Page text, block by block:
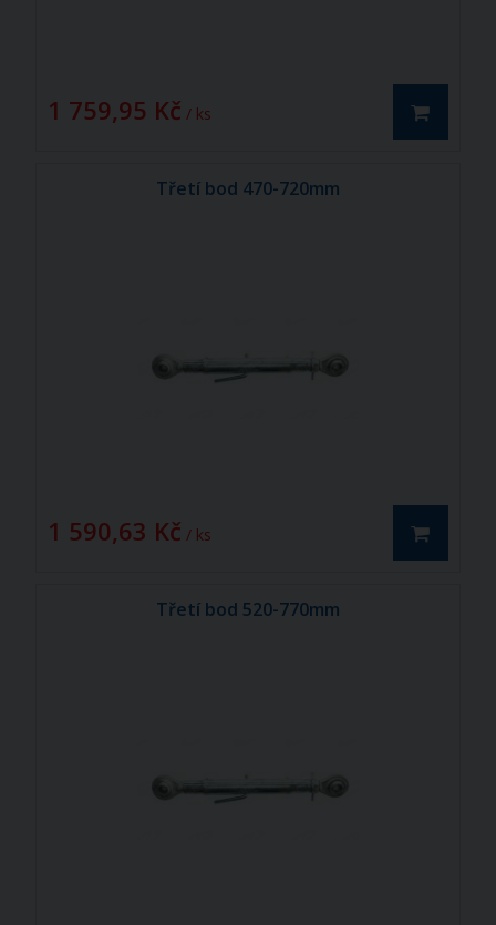
1 759,95 Kč / ks
Třetí bod 470-720mm
1 590,63 Kč / ks
Třetí bod 520-770mm